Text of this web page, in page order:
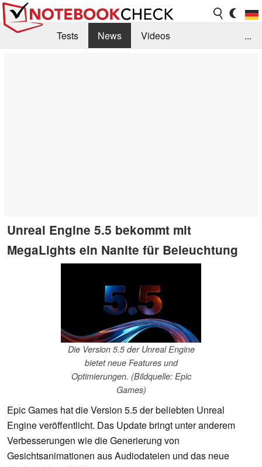
Tests News
Videos
...
Unreal Engine 5.5 bekommt mit
MegaLights ein Nanite für Beleuchtung
Die Version 5.5 der Unreal Engine
bietet neue Features und
Optimierungen. (Bildquelle: Epic
Games)
Epic Games hat die Version 5.5 der beliebten Unreal
Engine veröffentlicht. Das Update bringt unter anderem
Verbesserungen wie die Generierung von
Gesichtsanimationen aus Audiodateien und das neue